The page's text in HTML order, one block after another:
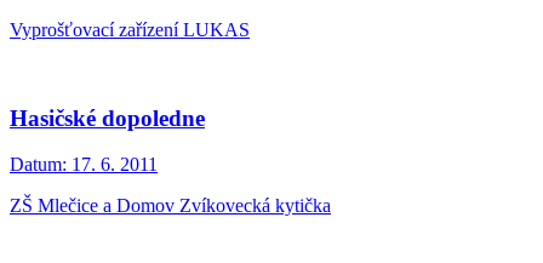
Vyprošťovací zařízení LUKAS
Hasičské dopoledne
Datum: 17. 6. 2011
ZŠ Mlečice a Domov Zvíkovecká kytička